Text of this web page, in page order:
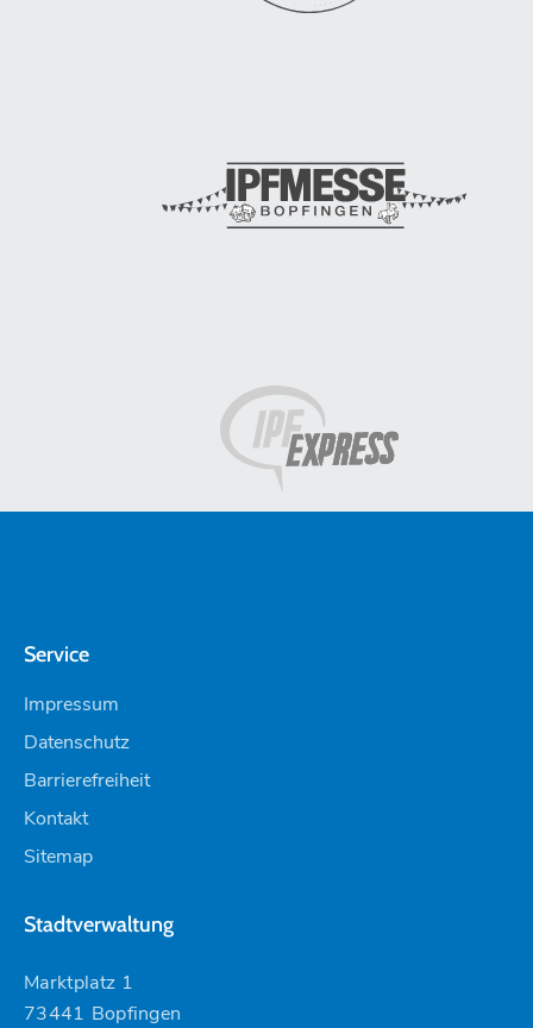
Service
Impressum
Datenschutz
Barrierefreiheit
Kontakt
Sitemap
Stadtverwaltung
Marktplatz 1
73441 Bopfingen